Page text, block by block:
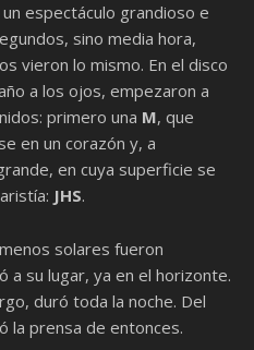
un espectáculo grandioso e
sino media hora,
vieron lo mismo. En el disco
a los ojos, empezaron a
primero una M, que
en un corazón y, a
en cuya superficie se
JHS.
solares fueron
a su lugar, ya en el horizonte.
duró toda la noche. Del
la prensa de entonces.